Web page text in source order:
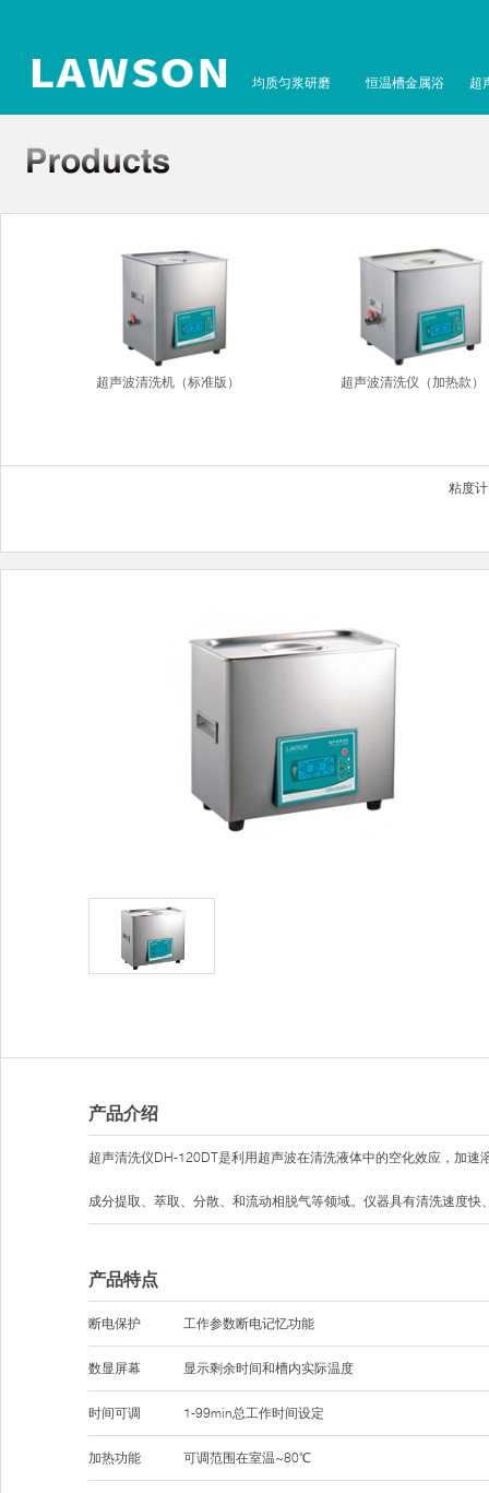
均质匀浆研磨 恒温槽金属浴 超
超声波清洗机（标准版） 超声波清洗仪（加热款）
粘度计
产品介绍
超声清洗仪DH-120DT是利用超声波在清洗液体中的空化效应，加
成分提取、萃取、分散、和流动相脱气等领域。仪器具有清洗速度
产品特点
断电保护 工作参数断电记忆功能
数显屏幕 显示剩余时间和槽内实际温度
时间可调 1-99min总工作时间设定
加热功能 可调范围在室温~80℃